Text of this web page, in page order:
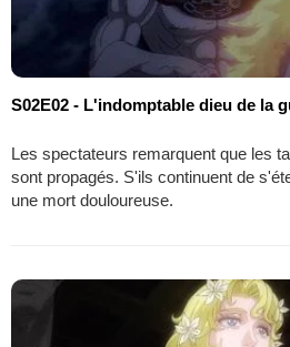
S02E02 - L'indomptable dieu de la
Les spectateurs remarquent que les
sont propagés. S'ils continuent de
une mort douloureuse.